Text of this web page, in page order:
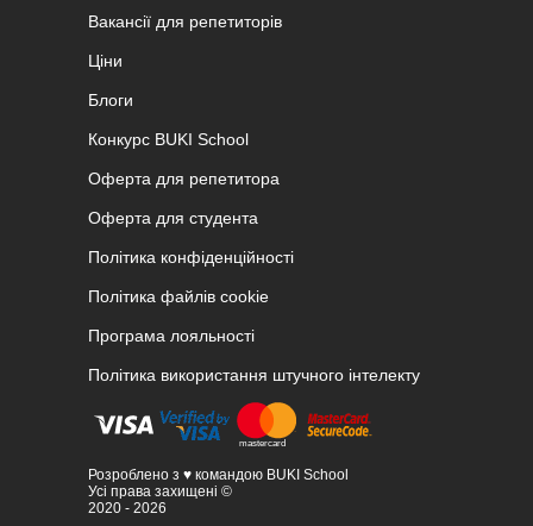
Вакансії для репетиторів
Ціни
Блоги
Конкурс BUKI School
Оферта для репетитора
Оферта для студента
Політика конфіденційності
Політика файлів cookie
Програма лояльності
Політика використання штучного інтелекту
Розроблено з ♥ командою BUKI School
Усі права захищені ©
2020 - 2026